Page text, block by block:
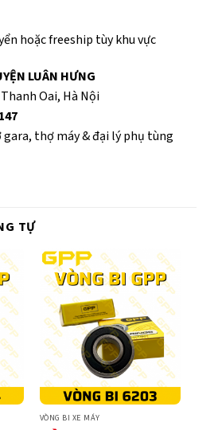
hoặc freeship tùy khu vực
LUÂN HƯNG
Oai, Hà Nội
gara, thợ máy & đại lý phụ tùng
TỰ
VÒNG BI XE MÁY